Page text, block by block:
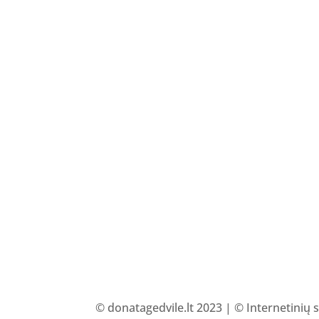
© donatagedvile.lt 2023 | © Internetinių